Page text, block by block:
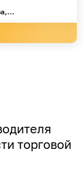
торговой